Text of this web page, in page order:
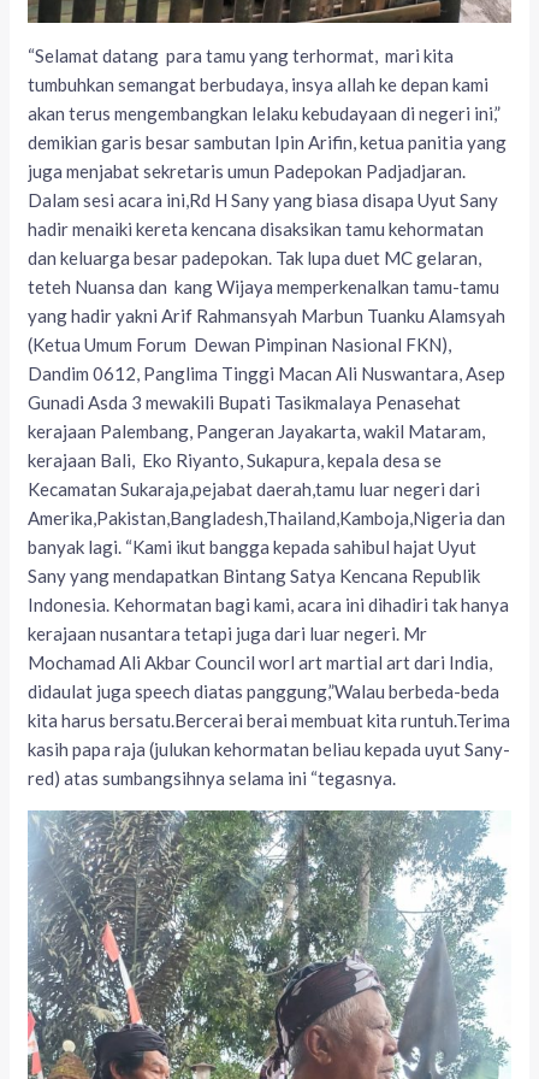
“Selamat datang para tamu yang terhormat, mari kita
tumbuhkan semangat berbudaya, insya allah ke depan kami
akan terus mengembangkan lelaku kebudayaan di negeri ini,”
demikian garis besar sambutan Ipin Arifin, ketua panitia yang
juga menjabat sekretaris umun Padepokan Padjadjaran.
Dalam sesi acara ini,Rd H Sany yang biasa disapa Uyut Sany
hadir menaiki kereta kencana disaksikan tamu kehormatan
dan keluarga besar padepokan. Tak lupa duet MC gelaran,
teteh Nuansa dan kang Wijaya memperkenalkan tamu-tamu
yang hadir yakni Arif Rahmansyah Marbun Tuanku Alamsyah
(Ketua Umum Forum Dewan Pimpinan Nasional FKN),
Dandim 0612, Panglima Tinggi Macan Ali Nuswantara, Asep
Gunadi Asda 3 mewakili Bupati Tasikmalaya Penasehat
kerajaan Palembang, Pangeran Jayakarta, wakil Mataram,
kerajaan Bali, Eko Riyanto, Sukapura, kepala desa se
Kecamatan Sukaraja,pejabat daerah,tamu luar negeri dari
Amerika,Pakistan,Bangladesh,Thailand,Kamboja,Nigeria dan
banyak lagi. “Kami ikut bangga kepada sahibul hajat Uyut
Sany yang mendapatkan Bintang Satya Kencana Republik
Indonesia. Kehormatan bagi kami, acara ini dihadiri tak hanya
kerajaan nusantara tetapi juga dari luar negeri. Mr
Mochamad Ali Akbar Council worl art martial art dari India,
didaulat juga speech diatas panggung,”Walau berbeda-beda
kita harus bersatu.Bercerai berai membuat kita runtuh.Terima
kasih papa raja (julukan kehormatan beliau kepada uyut Sany-
red) atas sumbangsihnya selama ini “tegasnya.